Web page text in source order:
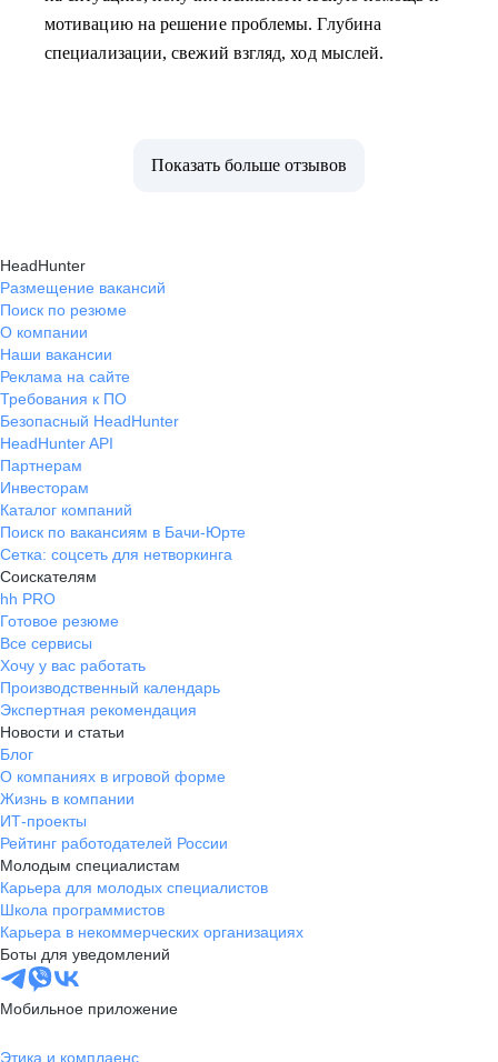
мотивацию на решение проблемы. Глубина
специализации, свежий взгляд, ход мыслей.
Показать больше отзывов
HeadHunter
Размещение вакансий
Поиск по резюме
О компании
Наши вакансии
Реклама на сайте
Требования к ПО
Безопасный HeadHunter
HeadHunter API
Партнерам
Инвесторам
Каталог компаний
Поиск по вакансиям в Бачи-Юрте
Сетка: соцсеть для нетворкинга
Соискателям
hh PRO
Готовое резюме
Все сервисы
Хочу у вас работать
Производственный календарь
Экспертная рекомендация
Новости и статьи
Блог
О компаниях в игровой форме
Жизнь в компании
ИТ-проекты
Рейтинг работодателей России
Молодым специалистам
Карьера для молодых специалистов
Школа программистов
Карьера в некоммерческих организациях
Боты для уведомлений
Мобильное приложение
Этика и комплаенс